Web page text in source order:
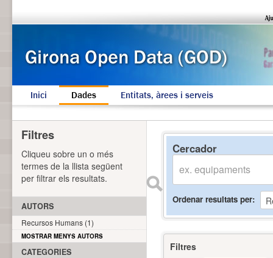
Inici Dades Entitats, àrees i serveis
Cercador
Ordenar resultats per
Filtres
Filtres
Cliqueu sobre un o més
termes de la llista següent
per filtrar els resultats.
AUTORS
Recursos Humans (1)
MOSTRAR MENYS AUTORS
CATEGORIES